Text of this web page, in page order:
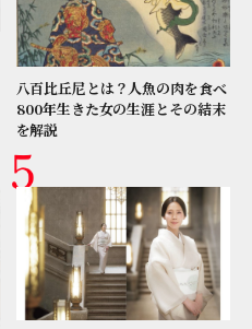
八百比丘尼とは？人魚の肉を食べ
800年生きた女の生涯とその結末
を解説